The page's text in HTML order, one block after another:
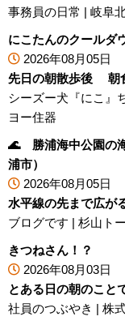
事務員の日常 | 岐阜
にこたんのクールダ
2026年08月05日
先日の朝散歩後 朝
シーズー犬『にこ』
ヨー住器
🌊 勝浦海中公園の
浦市）
2026年08月05日
水平線の先まで広が
ブログです | 杉山ト
きつねさん！？
2026年08月03日
とある日の朝のこと
社員のつぶやき | 株